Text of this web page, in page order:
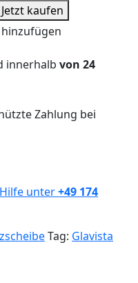
Jetzt kaufen
innerhalb von 24
Zahlung bei
unter+49 174
Tag: Glavista